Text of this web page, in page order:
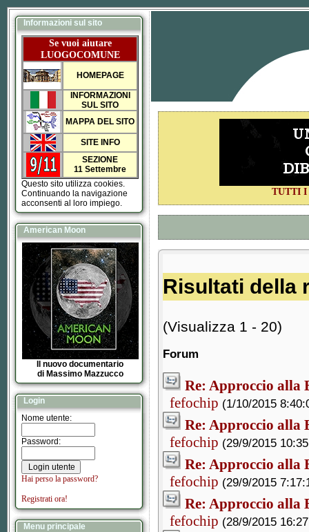
Informazioni sul sito
Se vuoi aiutare
LUOGOCOMUNE
HOMEPAGE
INFORMAZIONI
SUL SITO
MAPPA DEL SITO
SITE INFO
SEZIONE
11 Settembre
Questo sito utilizza cookies.
Continuando la navigazione
acconsenti al loro impiego.
American Moon
Il nuovo documentario
di Massimo Mazzucco
Login
Nome utente:
Password:
Hai perso la password?
Registrati ora!
Menu principale
TUTTI I
Risultati della
(Visualizza 1 - 20)
Forum
Re: Approccio alla
fefochip (1/10/2015
Re: Approccio alla
fefochip (29/9/2015
Re: Approccio alla
fefochip (29/9/2015
Re: Approccio alla
fefochip (28/9/2015